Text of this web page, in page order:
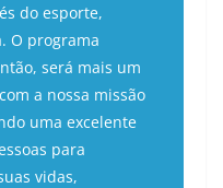
do esporte,
O programa
será mais um
a nossa missão
uma excelente
para
vidas,